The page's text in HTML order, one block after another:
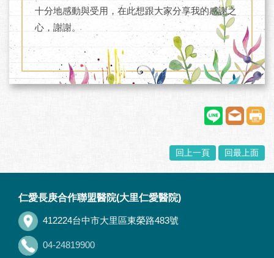
十分地感動與受用，在此想跟大家分享我的感謝之
心，謝謝。
回上一頁 回最上面
仁愛長庚合作聯盟醫院(大里仁愛醫院)
412224台中市大里區東榮路483號
04-24819900